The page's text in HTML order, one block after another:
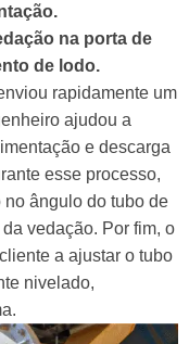
na porta de
de lodo.
rapidamente um
ajudou a
e descarga
esse processo,
ângulo do tubo de
vedação. Por fim, o
a ajustar o tubo
nivelado,